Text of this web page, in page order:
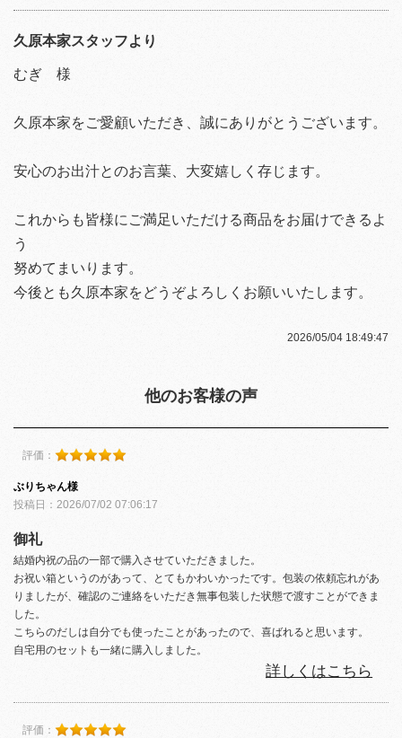
久原本家スタッフより
むぎ 様
久原本家をご愛顧いただき、誠にありがとうございます。
安心のお出汁とのお言葉、大変嬉しく存じます。
これからも皆様にご満足いただける商品をお届けできるよ
う
努めてまいります。
今後とも久原本家をどうぞよろしくお願いいたします。
2026/05/04 18:49:47
他のお客様の声
評価：
ぶりちゃん様
投稿日：2026/07/02 07:06:17
御礼
結婚内祝の品の一部で購入させていただきました。
お祝い箱というのがあって、とてもかわいかったです。包装の依頼忘れがあ
りましたが、確認のご連絡をいただき無事包装した状態で渡すことができま
した。
こちらのだしは自分でも使ったことがあったので、喜ばれると思います。
自宅用のセットも一緒に購入しました。
詳しくはこちら
評価：